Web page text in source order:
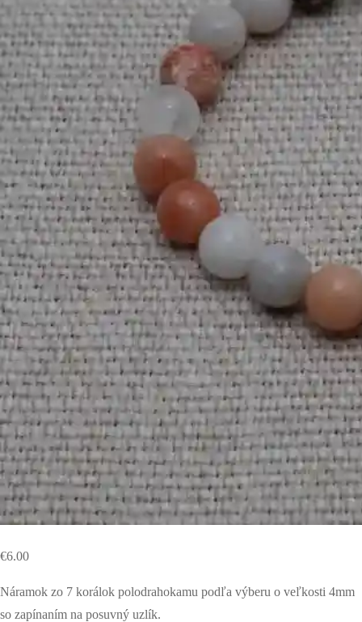
€6.00
Náramok zo 7 korálok polodrahokamu podľa výberu o veľkosti 4mm
so zapínaním na posuvný uzlík.